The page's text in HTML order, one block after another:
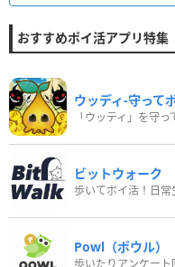
おすすめポイ活アプリ特集
ウッディ‐守って
「ウッディ」を守
ビットウォーク
Powl（ポウル）